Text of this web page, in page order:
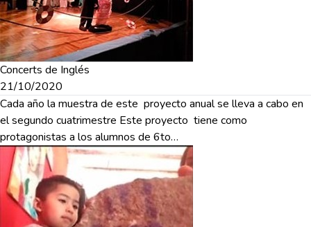
Concerts de Inglés
21/10/2020
Cada año la muestra de este proyecto anual se lleva a cabo en
el segundo cuatrimestre Este proyecto tiene como
protagonistas a los alumnos de 6to…